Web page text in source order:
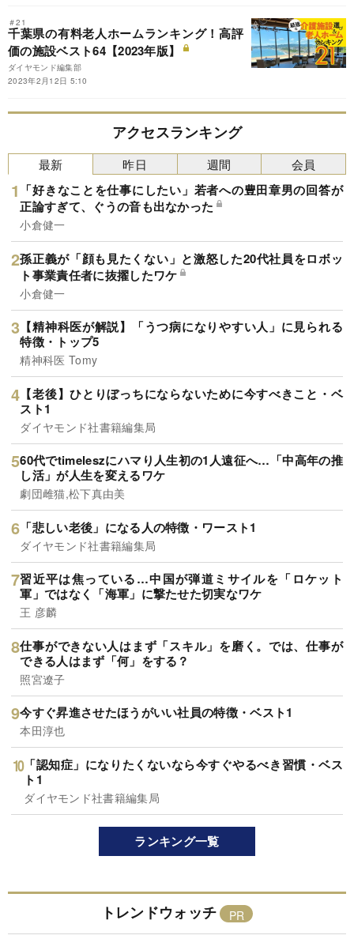
＃21
千葉県の有料老人ホームランキング！高評
価の施設ベスト64【2023年版】
ダイヤモンド編集部
2023年2月12日 5:10
アクセスランキング
最新
「好きなことを仕事にしたい」若者への豊田章男の回答が
正論すぎて、ぐうの音も出なかった
小倉健一
孫正義が「顔も見たくない」と激怒した20代社員をロボッ
ト事業責任者に抜擢したワケ
小倉健一
【精神科医が解説】「うつ病になりやすい人」に見られる
特徴・トップ5
精神科医 Tomy
【老後】ひとりぼっちにならないために今すべきこと・ベ
スト1
ダイヤモンド社書籍編集局
60代でtimeleszにハマり人生初の1人遠征へ…「中高年の推
し活」が人生を変えるワケ
劇団雌猫,松下真由美
「悲しい老後」になる人の特徴・ワースト1
ダイヤモンド社書籍編集局
習近平は焦っている…中国が弾道ミサイルを「ロケット
軍」ではなく「海軍」に撃たせた切実なワケ
王 彦麟
仕事ができない人はまず「スキル」を磨く。では、仕事が
できる人はまず「何」をする？
照宮遼子
今すぐ昇進させたほうがいい社員の特徴・ベスト1
本田淳也
「認知症」になりたくないなら今すぐやるべき習慣・ベス
ト1
ダイヤモンド社書籍編集局
昨日 週間 会員
ランキング一覧
トレンドウォッチ